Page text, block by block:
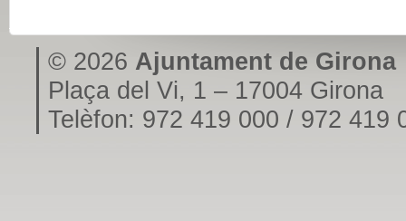
© 2026 Ajuntament de Girona
Plaça del Vi, 1 – 17004 Girona
Telèfon: 972 419 000 / 972 419